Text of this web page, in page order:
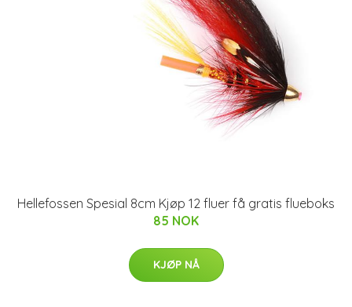
Hellefossen Spesial 8cm Kjøp 12 fluer få gratis flueboks
85 NOK
KJØP NÅ